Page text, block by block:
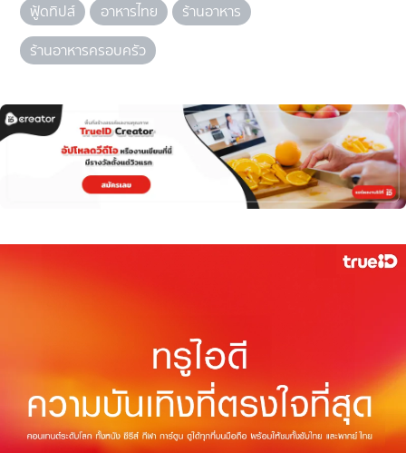
ฟู้ดทิปส์
อาหารไทย
ร้านอาหาร
ร้านอาหารครอบครัว